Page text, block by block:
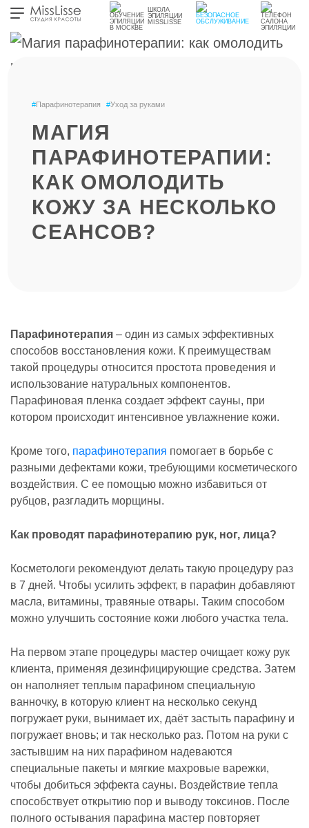
ШКОЛА
ЭПИЛЯЦИИ
MISSLISSE
#Парафинотерапия #Уход за руками
МАГИЯ
ПАРАФИНОТЕРАПИИ:
КАК ОМОЛОДИТЬ
КОЖУ ЗА НЕСКОЛЬКО
СЕАНСОВ?
Парафинотерапия – один из самых эффективных
способов восстановления кожи. К преимуществам
такой процедуры относится простота проведения и
использование натуральных компонентов.
Парафиновая пленка создает эффект сауны, при
котором происходит интенсивное увлажнение кожи.
Кроме того, парафинотерапия помогает в борьбе с
разными дефектами кожи, требующими косметического
воздействия. С ее помощью можно избавиться от
рубцов, разгладить морщины.
Как проводят парафинотерапию рук, ног, лица?
Косметологи рекомендуют делать такую процедуру раз
в 7 дней. Чтобы усилить эффект, в парафин добавляют
масла, витамины, травяные отвары. Таким способом
можно улучшить состояние кожи любого участка тела.
На первом этапе процедуры мастер очищает кожу рук
клиента, применяя дезинфицирующие средства. Затем
он наполняет теплым парафином специальную
ванночку, в которую клиент на несколько секунд
погружает руки, вынимает их, даёт застыть парафину и
погружает вновь; и так несколько раз. Потом на руки с
застывшим на них парафином надеваются
специальные пакеты и мягкие махровые варежки,
чтобы добиться эффекта сауны. Воздействие тепла
способствует открытию пор и выводу токсинов. После
полного остывания парафина мастер повторяет